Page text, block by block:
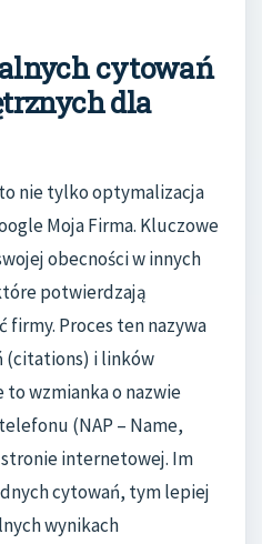
cytowań
dla
nie tylko optymalizacja
Moja Firma. Kluczowe
obecności w innych
potwierdzają
firmy. Proces ten nazywa
(citations) i linków
to wzmianka o nazwie
(NAP – Name,
internetowej. Im
cytowań, tym lepiej
wynikach